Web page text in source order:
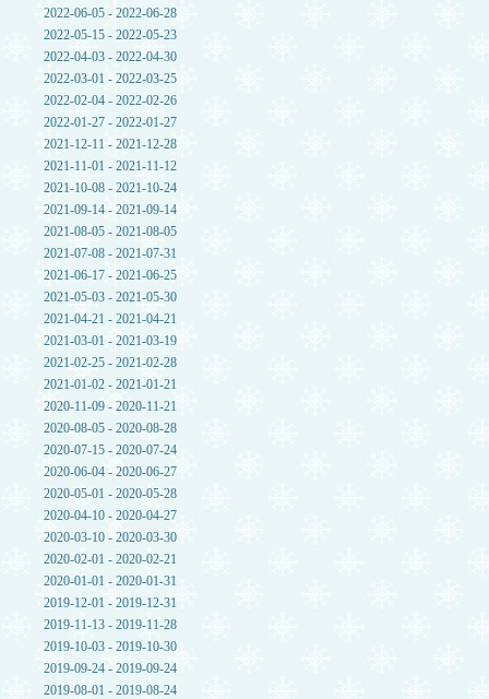
2022-06-05 - 2022-06-28
2022-05-15 - 2022-05-23
2022-04-03 - 2022-04-30
2022-03-01 - 2022-03-25
2022-02-04 - 2022-02-26
2022-01-27 - 2022-01-27
2021-12-11 - 2021-12-28
2021-11-01 - 2021-11-12
2021-10-08 - 2021-10-24
2021-09-14 - 2021-09-14
2021-08-05 - 2021-08-05
2021-07-08 - 2021-07-31
2021-06-17 - 2021-06-25
2021-05-03 - 2021-05-30
2021-04-21 - 2021-04-21
2021-03-01 - 2021-03-19
2021-02-25 - 2021-02-28
2021-01-02 - 2021-01-21
2020-11-09 - 2020-11-21
2020-08-05 - 2020-08-28
2020-07-15 - 2020-07-24
2020-06-04 - 2020-06-27
2020-05-01 - 2020-05-28
2020-04-10 - 2020-04-27
2020-03-10 - 2020-03-30
2020-02-01 - 2020-02-21
2020-01-01 - 2020-01-31
2019-12-01 - 2019-12-31
2019-11-13 - 2019-11-28
2019-10-03 - 2019-10-30
2019-09-24 - 2019-09-24
2019-08-01 - 2019-08-24